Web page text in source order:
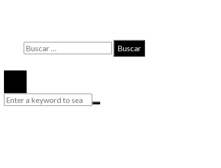
Buscar: